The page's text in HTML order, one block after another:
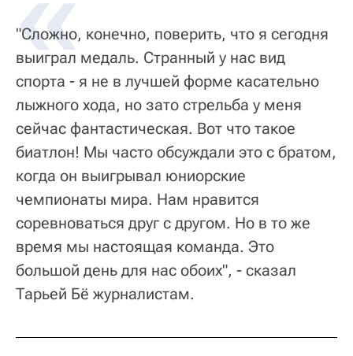
"Сложно, конечно, поверить, что я сегодня
выиграл медаль. Странный у нас вид
спорта - я не в лучшей форме касательно
лыжного хода, но зато стрельба у меня
сейчас фантастическая. Вот что такое
биатлон! Мы часто обсуждали это с братом,
когда он выигрывал юниорские
чемпионаты мира. Нам нравится
соревноваться друг с другом. Но в то же
время мы настоящая команда. Это
большой день для нас обоих", - сказал
Тарьей Бё журналистам.